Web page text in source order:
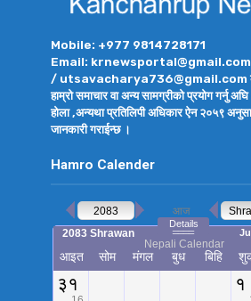
Mobile: +977 9814728171
Email: krnewsportal@gmail.com
/ utsavacharya736@gmail.com कुनै
हाम्रो समाचार वा अन्य सामग्रीको प्रयोग गर्नु
होला ,अन्यथा प्रतिलिपी अधिकार ऐन २०५९
जानकारी गराईन्छ ।
Hamro Calender